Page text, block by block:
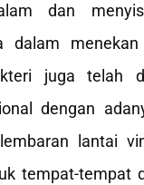
dan
dalam menekan
juga telah
dengan
lantai
tempat-tempat